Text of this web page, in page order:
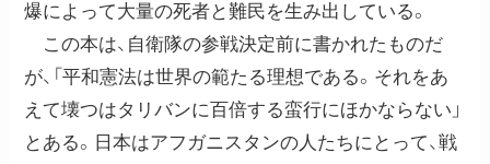
爆によって大量の死者と難民を生み出している。
この本は、自衛隊の参戦決定前に書かれたものだ
が、「平和憲法は世界の範たる理想である。それをあ
えて壊つはタリバンに百倍する蛮行にほかならない」
とある。日本はアフガニスタンの人たちにとって、戦